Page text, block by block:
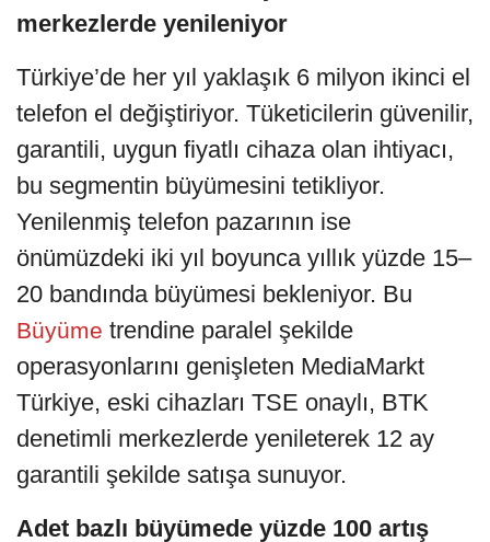
merkezlerde yenileniyor
Türkiye’de her yıl yaklaşık 6 milyon ikinci el
telefon el değiştiriyor. Tüketicilerin güvenilir,
garantili, uygun fiyatlı cihaza olan ihtiyacı,
bu segmentin büyümesini tetikliyor.
Yenilenmiş telefon pazarının ise
önümüzdeki iki yıl boyunca yıllık yüzde 15–
20 bandında büyümesi bekleniyor. Bu
Büyüme trendine paralel şekilde
operasyonlarını genişleten MediaMarkt
Türkiye, eski cihazları TSE onaylı, BTK
denetimli merkezlerde yenileterek 12 ay
garantili şekilde satışa sunuyor.
Adet bazlı büyümede yüzde 100 artış